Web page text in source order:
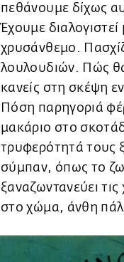
πεθάνουμε δίχως
Έχουμε
χρυσάνθεμο.
λουλουδιών. Πώς
κανείς στη σκέψη
Πόση παρηγοριά
μακάριο στο
τρυφερότητά τους
σύμπαν, όπως το
ξαναζωντανεύει
στο χώμα, άνθη